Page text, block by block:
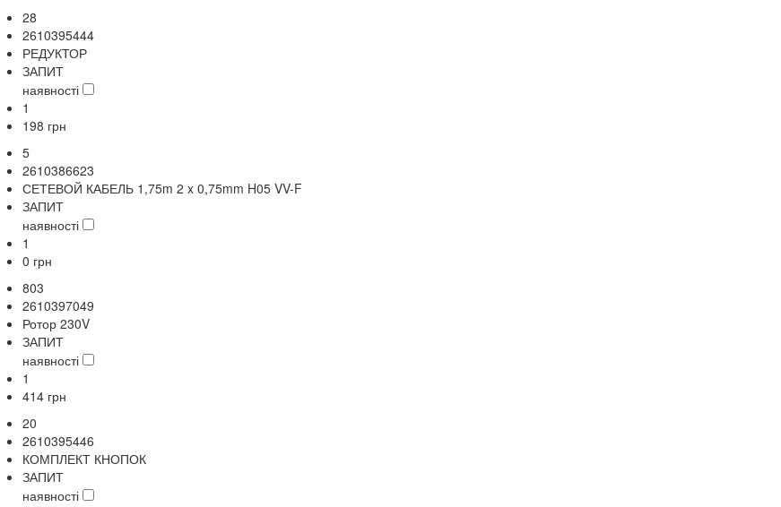
28
2610395444
РЕДУКТОР
ЗАПИТ
наявності
1
198 грн
5
2610386623
СЕТЕВОЙ КАБЕЛЬ 1,75m 2 x 0,75mm H05 VV-F
ЗАПИТ
наявності
1
0 грн
803
2610397049
Ротор 230V
ЗАПИТ
наявності
1
414 грн
20
2610395446
КОМПЛЕКТ КНОПОК
ЗАПИТ
наявності